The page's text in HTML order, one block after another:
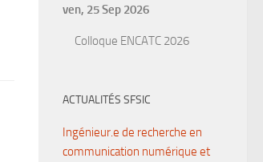
ven, 25 Sep 2026
Colloque ENCATC 2026
ACTUALITÉS SFSIC
Ingénieur.e de recherche en
communication numérique et